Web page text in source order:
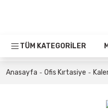
TÜM KATEGORİLER
Anasayfa Ofis Kırtasiye